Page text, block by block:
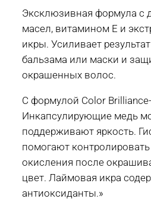
мл
Эксклюзивная формула с
масел, витамином Е и
икры. Усиливает
бальзама или маски и
окрашенных волос.
С формулой Color
Инкапсулирующие медь
поддерживают яркость.
помогают
окисления после
цвет. Лаймовая икра
антиоксиданты.»